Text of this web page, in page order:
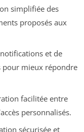
simplifiée des
proposés aux
et de
pour mieux répondre
facilitée entre
personnalisés.
sécurisée et